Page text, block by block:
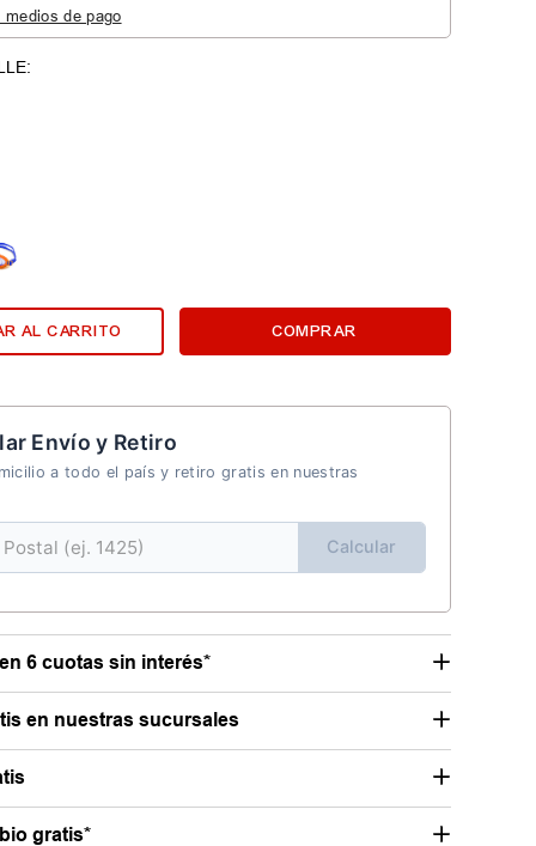
de pago
AL CARRITO COMPRAR
Envío y Retiro
a todo el país y retiro gratis en nuestras
Calcular
6 cuotas sin interés*
en nuestras sucursales
gratis*